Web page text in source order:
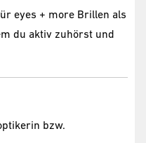
eyes + more Brillen als
du aktiv zuhörst und
bzw.